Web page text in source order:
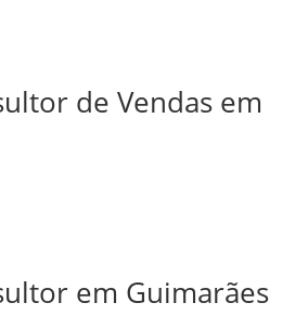
de Vendas em
em Guimarães